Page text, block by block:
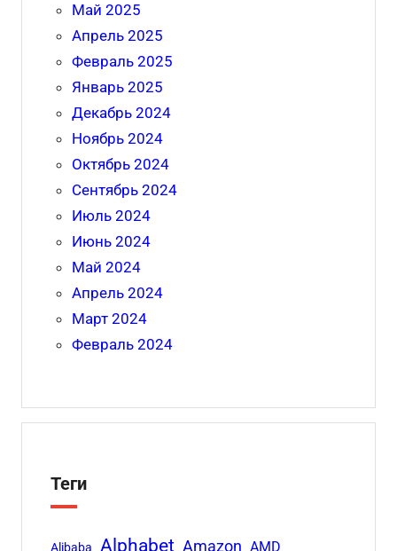
Май 2025
Апрель 2025
Февраль 2025
Январь 2025
Декабрь 2024
Ноябрь 2024
Октябрь 2024
Сентябрь 2024
Июль 2024
Июнь 2024
Май 2024
Апрель 2024
Март 2024
Февраль 2024
Теги
Alibaba Alphabet Amazon AMD